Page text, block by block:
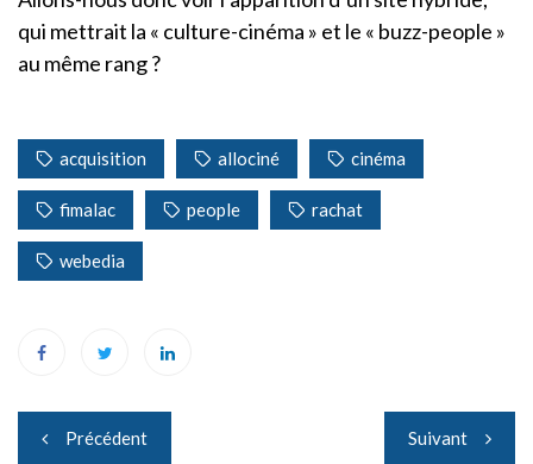
qui mettrait la « culture-cinéma » et le « buzz-people »
au même rang ?
acquisition allociné cinéma
fimalac people rachat
webedia
Navigation
Précédent Suivant